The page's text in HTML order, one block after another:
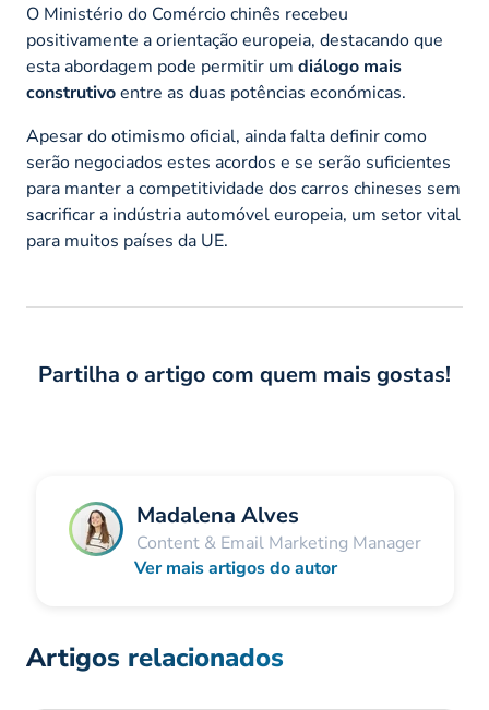
O Ministério do Comércio chinês recebeu
positivamente a orientação europeia, destacando que
esta abordagem pode permitir um diálogo mais
construtivoentre as duas potências económicas.
Apesar do otimismo oficial, ainda falta definir como
serão negociados estes acordos e se serão suficientes
para manter a competitividade dos carros chineses sem
sacrificar a indústria automóvel europeia, um setor vital
para muitos países da UE.
Partilha o artigo com quem mais gostas!
Madalena Alves
Content & Email Marketing Manager
Ver mais artigos do autor
Artigos relacionados